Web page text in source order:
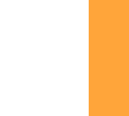
1. 관
서울
2. 진
충무
장충